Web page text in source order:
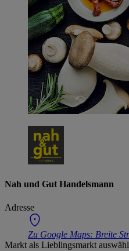
Nah und Gut Handelsmann
Adresse
Zu Google Maps: Breite
Markt als Lieblingsmarkt